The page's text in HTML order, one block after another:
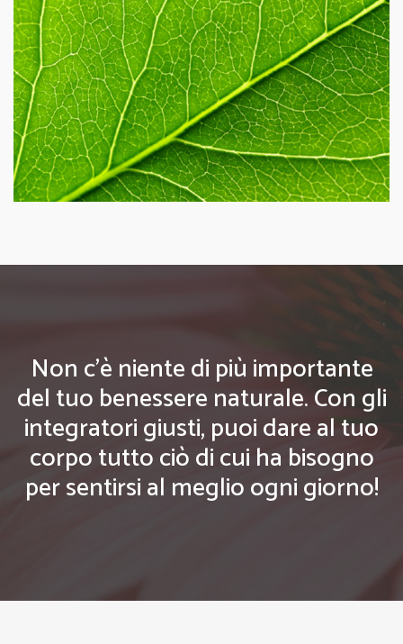
Non c'è niente di più importante
del tuo benessere naturale. Con gli
integratori giusti, puoi dare al tuo
corpo tutto ciò di cui ha bisogno
per sentirsi al meglio ogni giorno!